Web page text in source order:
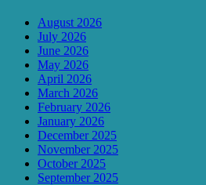
August 2026
July 2026
June 2026
May 2026
April 2026
March 2026
February 2026
January 2026
December 2025
November 2025
October 2025
September 2025